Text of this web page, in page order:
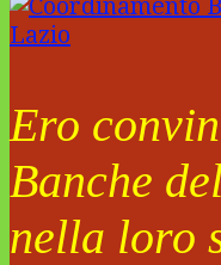
Ero
Banche
nella loro